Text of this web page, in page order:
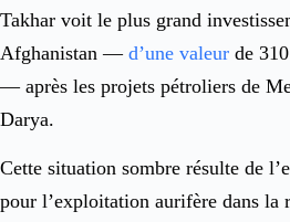
Takhar voit le plus grand
Afghanistan — d’une valeur de
— après les projets pétroliers de
Darya.
Cette situation sombre résulte de
pour l’exploitation aurifère dans la